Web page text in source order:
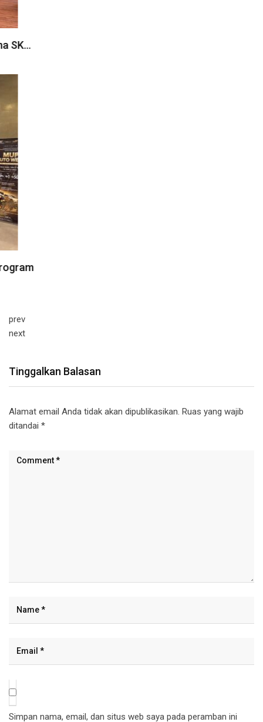
prev
next
Tinggalkan Balasan
Alamat email Anda tidak akan dipublikasikan. Ruas yang wajib
ditandai *
Simpan nama, email, dan situs web saya pada peramban ini